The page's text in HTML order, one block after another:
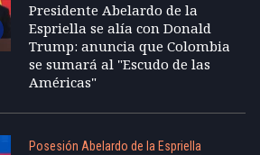
Presidente Abelardo de la
Espriella se alía con Donald
Trump: anuncia que Colombia
se sumará al "Escudo de las
Américas"
Posesión Abelardo de la Espriella